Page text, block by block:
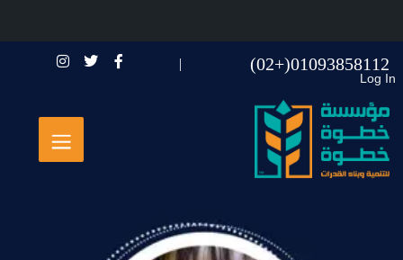
01093858112(+02)
Log In